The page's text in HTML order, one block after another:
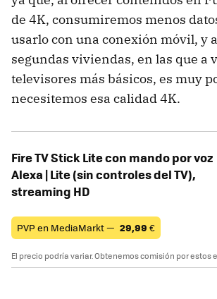
de 4K, consumiremos menos
usarlo con una conexión móvil, y
segundas viviendas, en las que a
televisores más básicos, es muy
necesitemos esa calidad 4K.
Fire TV Stick Lite con mando por voz
Alexa | Lite (sin controles del TV),
streaming HD
PVP en MediaMarkt — 29,99 €
El precio podría variar. Obtenemos comisión por estos